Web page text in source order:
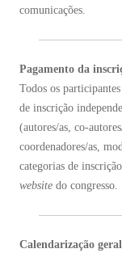
comunicações.
Pagamento da
Todos os
de inscrição
(autores/as, co-
coordenadores/as,
categorias de
website do congresso.
Calendarização